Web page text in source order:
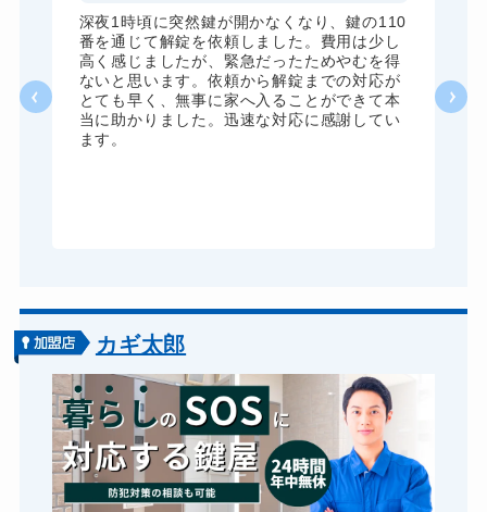
深夜1時頃に突然鍵が開かなくなり、鍵の110
番を通じて解錠を依頼しました。費用は少し
高く感じましたが、緊急だったためやむを得
ないと思います。依頼から解錠までの対応が
とても早く、無事に家へ入ることができて本
当に助かりました。迅速な対応に感謝してい
ます。
カギ太郎